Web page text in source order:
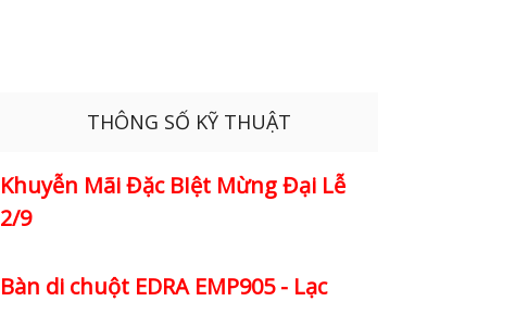
THÔNG SỐ KỸ THUẬT
Khuyễn Mãi Đặc BIệt Mừng Đại Lễ
2/9
Bàn di chuột EDRA EMP905 - Lạc